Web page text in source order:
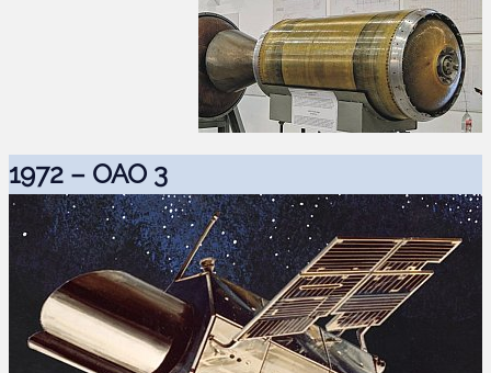
Algol-3A eertse trap
1972 – OAO 3